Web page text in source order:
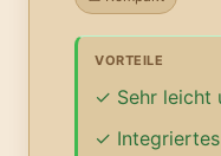
VORTEILE
Sehr leicht